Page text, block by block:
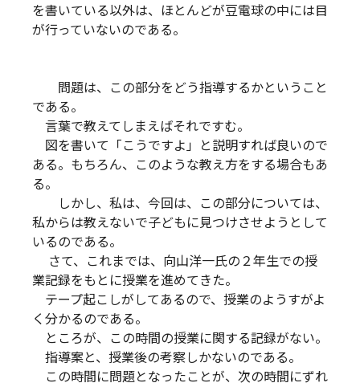
を書いている以外は、ほとんどが豆電球の中には目
が行っていないのである。
問題は、この部分をどう指導するかということ
である。
言葉で教えてしまえばそれですむ。
図を書いて「こうですよ」と説明すれば良いので
ある。もちろん、このような教え方をする場合もあ
る。
しかし、私は、今回は、この部分については、
私からは教えないで子どもに見つけさせようとして
いるのである。
さて、これまでは、向山洋一氏の２年生での授
業記録をもとに授業を進めてきた。
テープ起こしがしてあるので、授業のようすがよ
く分かるのである。
ところが、この時間の授業に関する記録がない。
指導案と、授業後の考察しかないのである。
この時間に問題となったことが、次の時間にずれ